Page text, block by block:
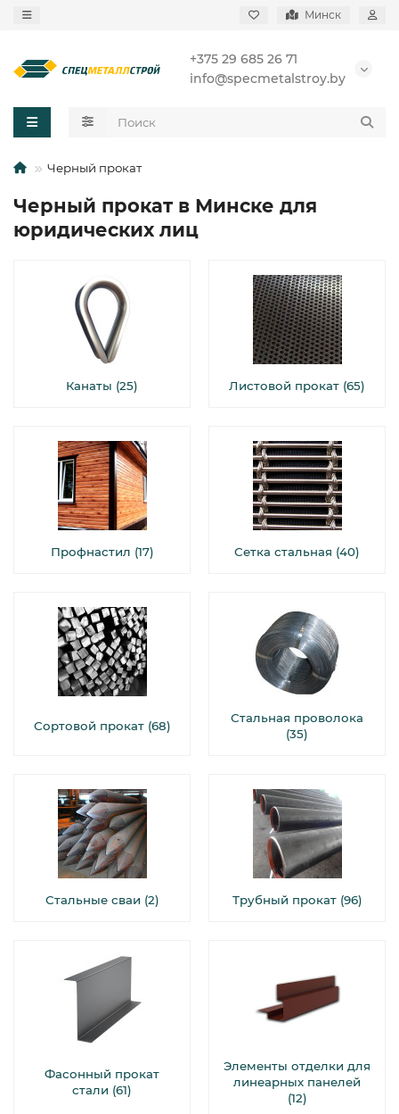
Минск
+375 29 685 26 71
info@specmetalstroy.by
Черный прокат
Черный прокат в Минске для
юридических лиц
Канаты (25) Листовой прокат (65)
Профнастил (17) Сетка стальная (40)
Сортовой прокат (68)
Стальная проволока
(35)
Стальные сваи (2) Трубный прокат (96)
Фасонный прокат
стали (61)
Элементы отделки для
линеарных панелей
(12)